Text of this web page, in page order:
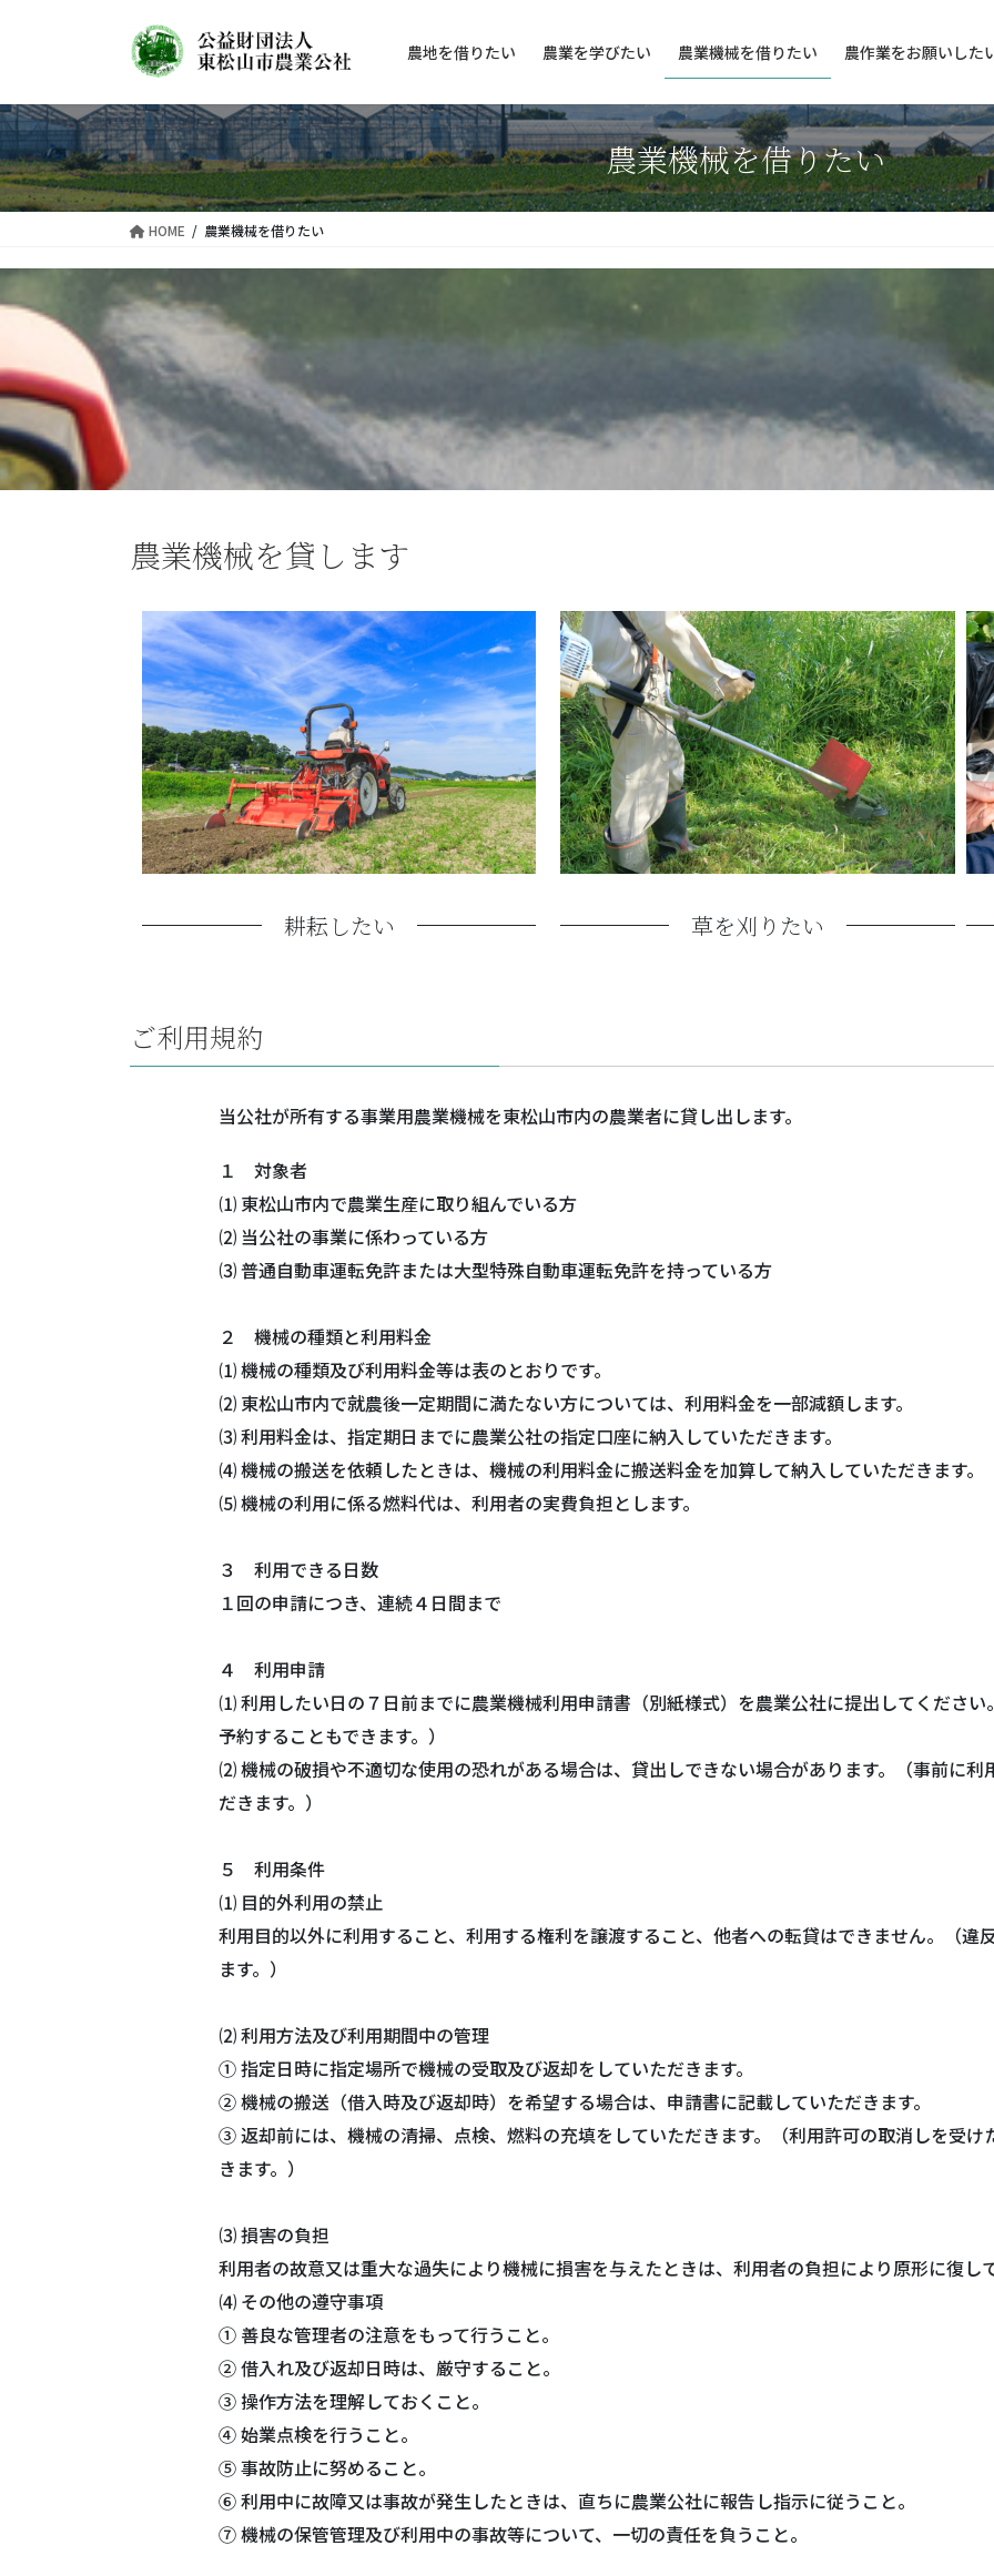
ツ
に
移
動
シ
ョ
ン
に
農地を借りたい 農業を学びたい 農業機械を借りたい 農作業をお願いした
農業機械を借りたい
HOME 農業機械を借りたい
農業機械を貸します
耕耘したい 草を刈りたい
ご利用規約
当公社が所有する事業用農業機械を東松山市内の農業者に貸し出します。
１ 対象者
⑴ 東松山市内で農業生産に取り組んでいる方
⑵ 当公社の事業に係わっている方
⑶ 普通自動車運転免許または大型特殊自動車運転免許を持っている方
２ 機械の種類と利用料金
⑴ 機械の種類及び利用料金等は表のとおりです。
⑵ 東松山市内で就農後一定期間に満たない方については、利用料金を一部減額します。
⑶ 利用料金は、指定期日までに農業公社の指定口座に納入していただきます。
⑷ 機械の搬送を依頼したときは、機械の利用料金に搬送料金を加算して納入していただきます。
⑸ 機械の利用に係る燃料代は、利用者の実費負担とします。
３ 利用できる日数
１回の申請につき、連続４日間まで
４ 利用申請
⑴ 利用したい日の７日前までに農業機械利用申請書（別紙様式）を農業公社に提出してくださ
予約することもできます。）
⑵ 機械の破損や不適切な使用の恐れがある場合は、貸出しできない場合があります。（事前に
だきます。）
５ 利用条件
⑴ 目的外利用の禁止
利用目的以外に利用すること、利用する権利を譲渡すること、他者への転貸はできません。（違
ます。）
⑵ 利用方法及び利用期間中の管理
① 指定日時に指定場所で機械の受取及び返却をしていただきます。
② 機械の搬送（借入時及び返却時）を希望する場合は、申請書に記載していただきます。
③ 返却前には、機械の清掃、点検、燃料の充填をしていただきます。（利用許可の取消しを受け
きます。）
⑶ 損害の負担
利用者の故意又は重大な過失により機械に損害を与えたときは、利用者の負担により原形に復し
⑷ その他の遵守事項
① 善良な管理者の注意をもって行うこと。
② 借入れ及び返却日時は、厳守すること。
③ 操作方法を理解しておくこと。
④ 始業点検を行うこと。
⑤ 事故防止に努めること。
⑥ 利用中に故障又は事故が発生したときは、直ちに農業公社に報告し指示に従うこと。
⑦ 機械の保管管理及び利用中の事故等について、一切の責任を負うこと。